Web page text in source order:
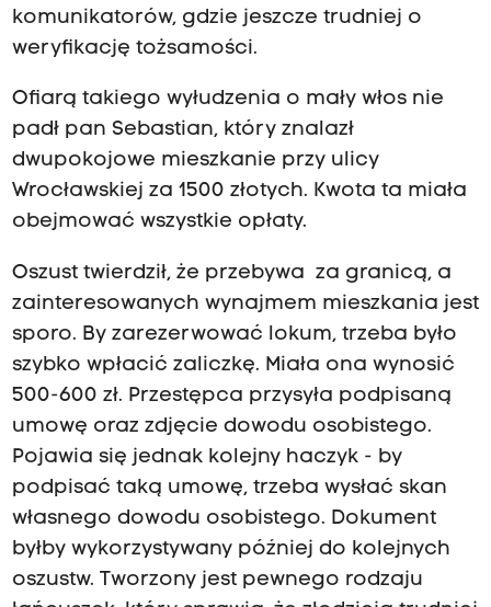
komunikatorów, gdzie jeszcze trudniej o
weryfikację tożsamości.
Ofiarą takiego wyłudzenia o mały włos nie
padł pan Sebastian, który znalazł
dwupokojowe mieszkanie przy ulicy
Wrocławskiej za 1500 złotych. Kwota ta miała
obejmować wszystkie opłaty.
Oszust twierdził, że przebywa za granicą, a
zainteresowanych wynajmem mieszkania jest
sporo. By zarezerwować lokum, trzeba było
szybko wpłacić zaliczkę. Miała ona wynosić
500-600 zł. Przestępca przysyła podpisaną
umowę oraz zdjęcie dowodu osobistego.
Pojawia się jednak kolejny haczyk - by
podpisać taką umowę, trzeba wysłać skan
własnego dowodu osobistego. Dokument
byłby wykorzystywany później do kolejnych
oszustw. Tworzony jest pewnego rodzaju